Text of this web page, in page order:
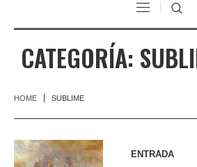
CATEGORÍA:
HOME SUBLIME
ENTRADA